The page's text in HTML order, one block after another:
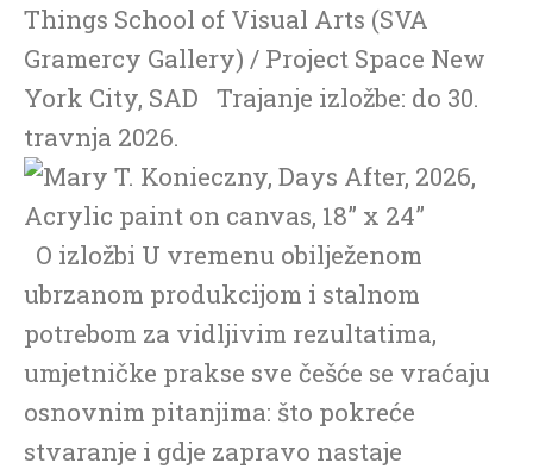
Things School of Visual Arts (SVA
Gramercy Gallery) / Project Space New
York City, SAD Trajanje izložbe: do 30.
travnja 2026. ‎
O izložbi U vremenu obilježenom
ubrzanom produkcijom i stalnom
potrebom za vidljivim rezultatima,
umjetničke prakse sve češće se vraćaju
osnovnim pitanjima: što pokreće
stvaranje i gdje zapravo nastaje